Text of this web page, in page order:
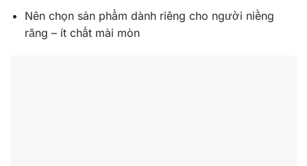
Nên chọn sản phẩm dành riêng cho người niềng
răng – ít chất mài mòn